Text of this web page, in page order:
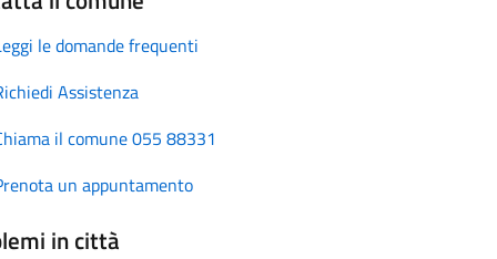
le domande frequenti
Assistenza
il comune 055 88331
un appuntamento
in città